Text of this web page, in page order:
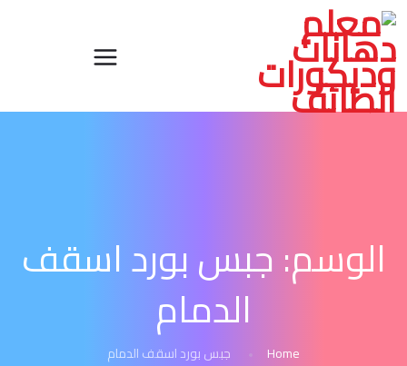
الوسم: جبس بورد اسقف
الدمام
Home جبس بورد اسقف الدمام